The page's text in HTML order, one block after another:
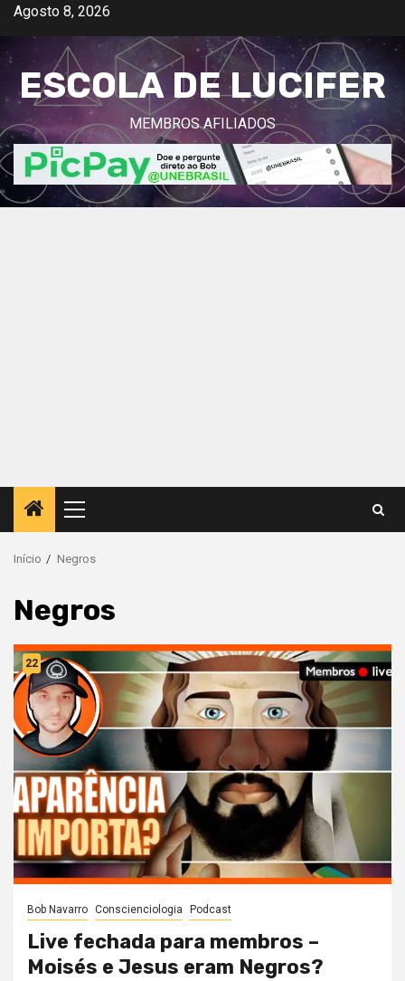
Avançar
o
conteúdo
Agosto 8, 2026
ESCOLA DE LUCIFER
MEMBROS AFILIADOS
Menu
principal
Início Negros
Negros
22
Bob Navarro Conscienciologia Podcast
Live fechada para membros –
Moisés e Jesus eram Negros?